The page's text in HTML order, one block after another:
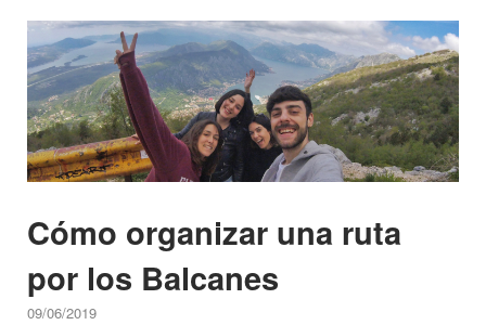
los
Balcanes
(precios,
conducción,
seguridad…)"
Open post
Cómo organizar una ruta
por los Balcanes
09/06/2019